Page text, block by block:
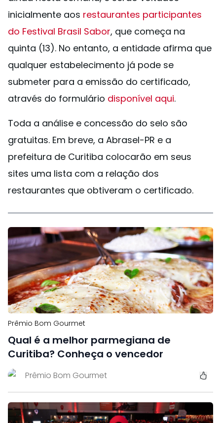
inicialmente aos restaurantes participantes
do Festival Brasil Sabor, que começa na
quinta (13). No entanto, a entidade afirma que
qualquer estabelecimento já pode se
submeter para a emissão do certificado,
através do formulário disponível aqui.
Toda a análise e concessão do selo são
gratuitas. Em breve, a Abrasel-PR e a
prefeitura de Curitiba colocarão em seus
sites uma lista com a relação dos
restaurantes que obtiveram o certificado.
Prêmio Bom Gourmet
Qual é a melhor parmegiana de
Curitiba? Conheça o vencedor
Prêmio Bom Gourmet